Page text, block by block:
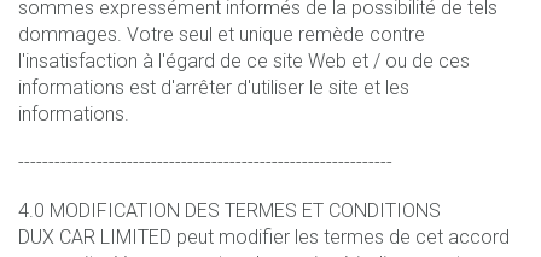
sommes expressément informés de la possibilité de tels
dommages. Votre seul et unique remède contre
l'insatisfaction à l'égard de ce site Web et / ou de ces
informations est d'arrêter d'utiliser le site et les
informations.
--------------------------------------------------------------
4.0 MODIFICATION DES TERMES ET CONDITIONS
DUX CAR LIMITED peut modifier les termes de cet accord